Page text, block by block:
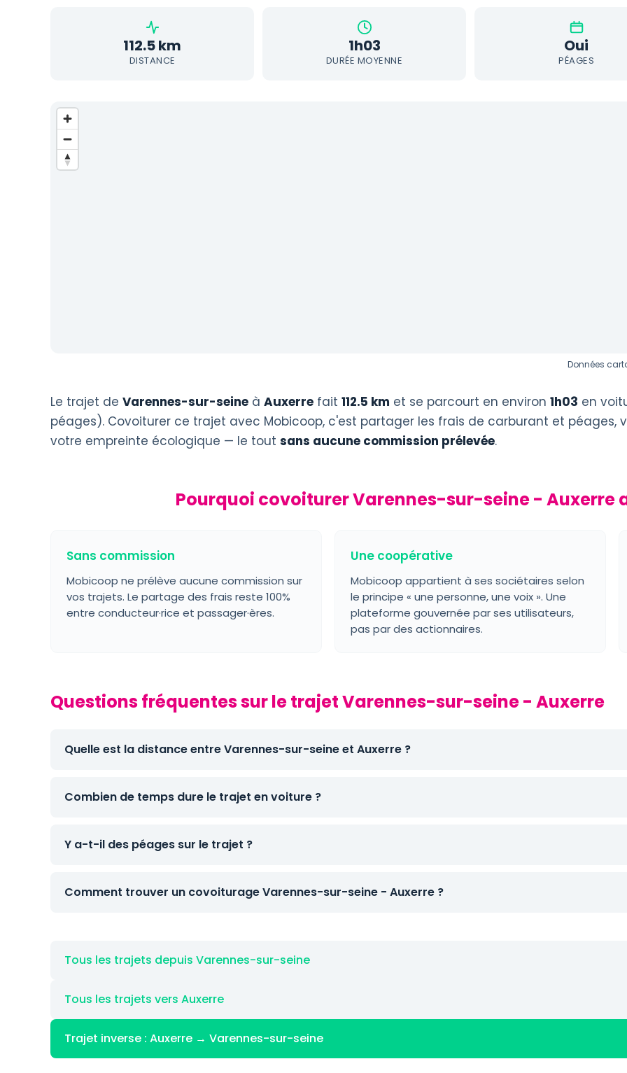
112.5 km
DISTANCE
1h03
DURÉE MOYENNE
Oui
PÉAGES
Données
Le trajet de Varennes-sur-seine à Auxerre fait 112.5 km et se parcourt en environ 1h03 en
péages). Covoiturer ce trajet avec Mobicoop, c'est partager les frais de carburant et péages,
votre empreinte écologique — le tout sans aucune commission prélevée.
Pourquoi covoiturer Varennes-sur-seine - Auxerre
Sans commission
Mobicoop ne prélève aucune commission sur
vos trajets. Le partage des frais reste 100%
entre conducteur·rice et passager·ères.
Une coopérative
Mobicoop appartient à ses sociétaires selon
le principe « une personne, une voix ». Une
plateforme gouvernée par ses utilisateurs,
pas par des actionnaires.
Questions fréquentes sur le trajet Varennes-sur-seine - Auxerre
Quelle est la distance entre Varennes-sur-seine et Auxerre ?
Combien de temps dure le trajet en voiture ?
Y a-t-il des péages sur le trajet ?
Comment trouver un covoiturage Varennes-sur-seine - Auxerre ?
Tous les trajets depuis Varennes-sur-seine
Tous les trajets vers Auxerre
Trajet inverse : Auxerre → Varennes-sur-seine